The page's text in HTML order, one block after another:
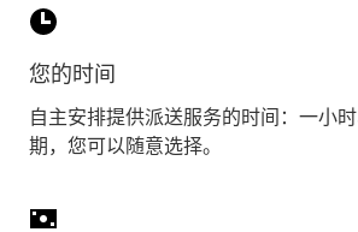
您的时间
自主安排提供派送服务的时间：一小
期，您可以随意选择。